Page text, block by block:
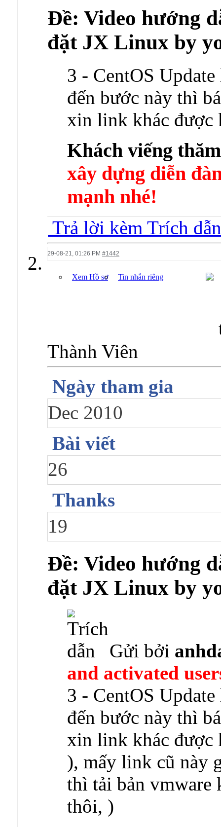
Ðề: Video hướng
đặt JX Linux by
3 - CentOS
đến bước này thì
xin link khác được
Khách viếng
xây dựng diễn
mạnh nhé!
Trả lời kèm Trích dẫn
29-08-21, 01:26 PM #1442
Xem Hồ sơ Tin nhắn riêng
Thành Viên
Ngày tham gia
Dec 2010
Bài viết
26
Thanks
19
Ðề: Video hướng
đặt JX Linux by
Gửi bởi
and activated
3 - CentOS
đến bước này thì
xin link khác được
), mấy link cũ này
thì tải bản vmware
thôi, )